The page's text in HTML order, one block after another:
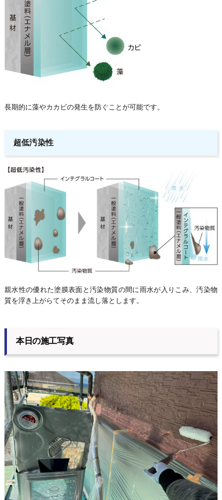
長期的に藻やカカビの発生を防ぐことが可能です。
超低汚染性
親水性の優れた塗膜表面と汚染物質の間に雨水が入りこみ、汚染物
質を浮き上がらてそのまま流し落とします。
本日の施工写真